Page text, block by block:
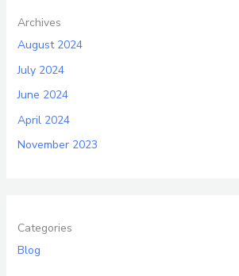
Archives
August 2024
July 2024
June 2024
April 2024
November 2023
Categories
Blog